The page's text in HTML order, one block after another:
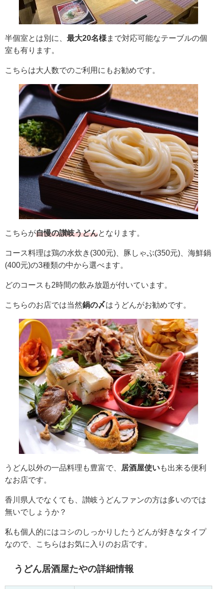
半個室とは別に、 最大20名様まで対応可能なテーブルの個
室も有ります。
こちらは大人数でのご利用にもお勧めです。
こちらが自慢の讃岐うどんとなります。
コース料理は鶏の水炊き(300元)、豚しゃぶ(350元)、海鮮鍋
(400元)の3種類の中から選べます。
どのコースも2時間の飲み放題が付いています。
こちらのお店では当然鍋の〆はうどんがお勧めです。
うどん以外の一品料理も豊富で、 居酒屋使いも出来る便利
なお店です。
香川県人でなくても、讃岐うどんファンの方は多いのでは
無いでしょうか？
私も個人的にはコシのしっかりしたうどんが好きなタイプ
なので、こちらはお気に入りのお店です。
うどん居酒屋たやの詳細情報